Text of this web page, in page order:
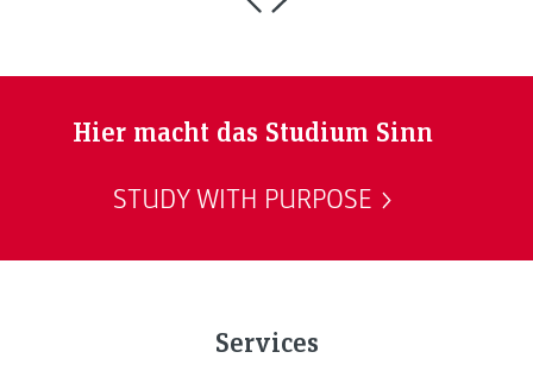
Hier macht das Studium Sinn
STUDY WITH PURPOSE
Services